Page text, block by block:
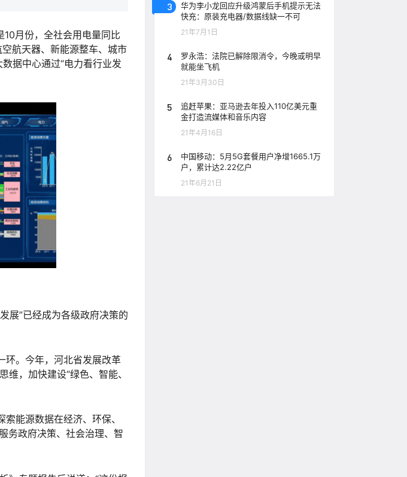
月份，全社会用电量同比
航天器、新能源整车、城市
据中心通过“电力看行业发
展”已经成为各级政府决策的
环。今年，河北省发展改革
，加快建设“绿色、智能、
能源数据在经济、环保、
务政府决策、社会治理、智
3
华为李小龙回应升级鸿蒙后手机提示无法
快充：原装充电器/数据线缺一不可
21年7月1日
4
罗永浩：法院已解除限消令，今晚或明早
就能坐飞机
21年3月30日
5
追赶苹果：亚马逊去年投入110亿美元重
金打造流媒体和音乐内容
21年4月16日
6
中国移动：5月5G套餐用户净增1665.1万
户，累计达2.22亿户
21年6月21日